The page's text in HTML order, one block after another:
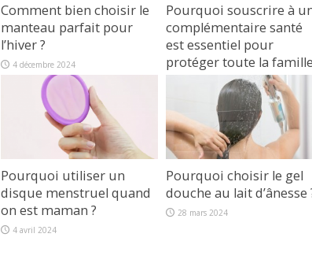
Comment bien choisir le
manteau parfait pour
l’hiver ?
4 décembre 2024
Pourquoi souscrire à
complémentaire santé
est essentiel pour
protéger toute la
1 octobre 2024
Pourquoi utiliser un
disque menstruel quand
on est maman ?
4 avril 2024
Pourquoi choisir le gel
douche au lait d’ânesse
28 mars 2024